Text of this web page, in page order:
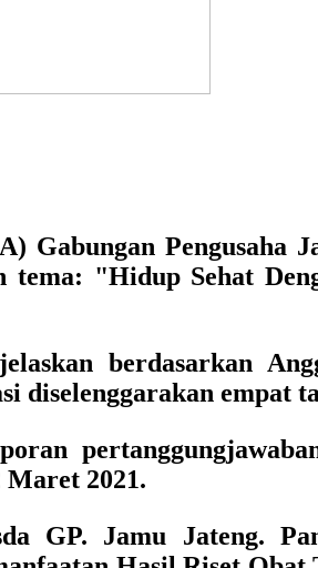
Gabungan Pengusaha
tema: "Hidup Sehat
berdasarkan
diselenggarakan empat
Maret 2021.
GP. Jamu Jateng.